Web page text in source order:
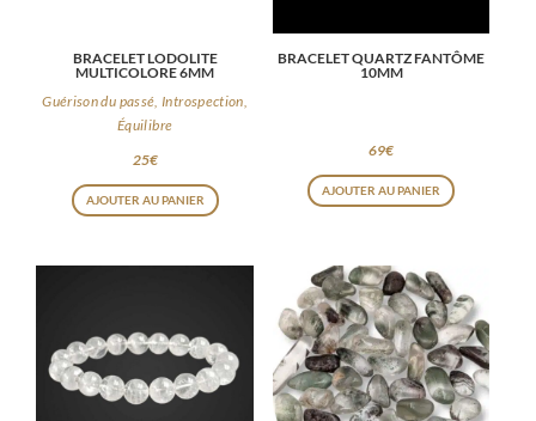
BRACELET LODOLITE
MULTICOLORE 6MM
Guérison du passé, Introspection,
Équilibre
25€
AJOUTER AU PANIER
BRACELET QUARTZ FANTÔME
10MM
69€
AJOUTER AU PANIER